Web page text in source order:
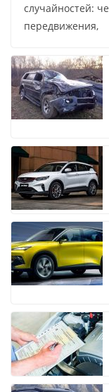
случайностей:
передвижения,